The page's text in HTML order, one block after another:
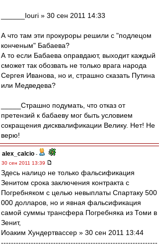
______Iouri » 30 сен 2011 14:33
А что там эти прокуроры решили с "подлецом
конченым" Бабаева?
А то если Бабаева оправдают, выходит каждый
сможет так обозвать не только врага народа
Сергея Иванова, но и, страшно сказать Путина
или Медведева?
_____Страшно подумать, что отказ от
претензий к бабаеву мог быть условием
сокращения дисквалификации Велику. Нет! Не
верю!
alex_calcio -
30 сен 2011 13:39
Здесь налицо не только фальсификация
Зенитом срока заключения контракта с
Погребняком с целью невыплаты Спартаку 500
000 долларов, но и явная фальсификация
самой суммы трансфера Погребняка из Томи в
Зенит,
Иоаким Хундертвассер » 30 сен 2011 13:44